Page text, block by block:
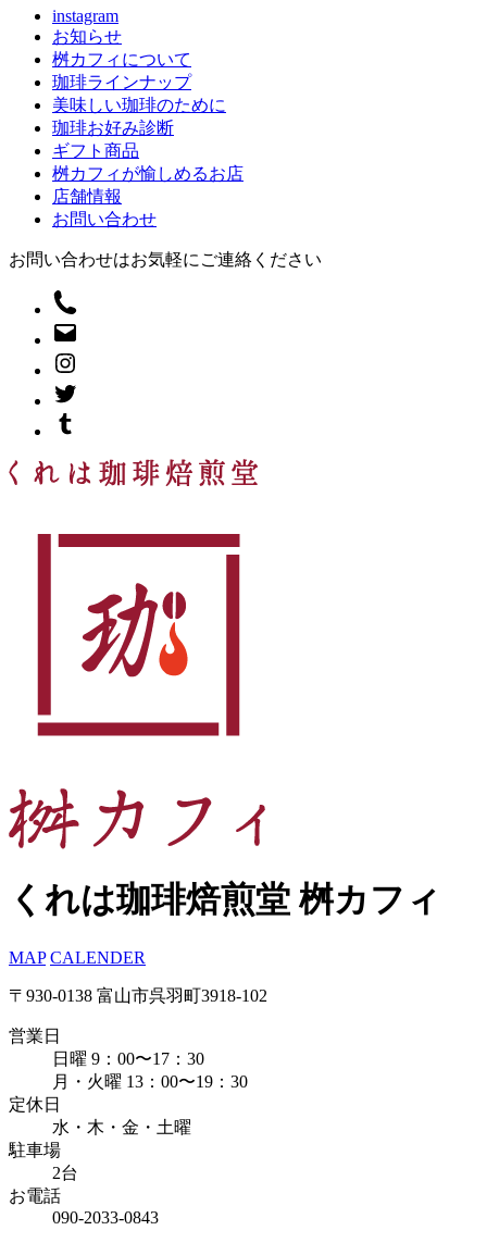
instagram
お知らせ
桝カフィについて
珈琲ラインナップ
美味しい珈琲のために
珈琲お好み診断
ギフト商品
桝カフィが愉しめるお店
店舗情報
お問い合わせ
お問い合わせはお気軽にご連絡ください
くれは珈琲焙煎堂 桝カフィ
MAP CALENDER
〒930-0138 富山市呉羽町3918-102
営業日
日曜 9：00〜17：30
月・火曜 13：00〜19：30
定休日
水・木・金・土曜
駐車場
2台
お電話
090-2033-0843